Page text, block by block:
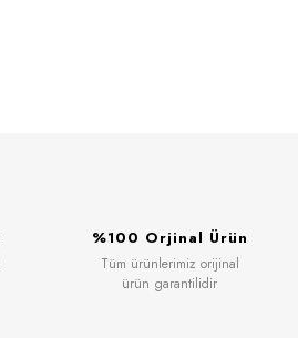
%100 Orjinal Ürün
Tüm ürünlerimiz orijinal
ürün garantilidir